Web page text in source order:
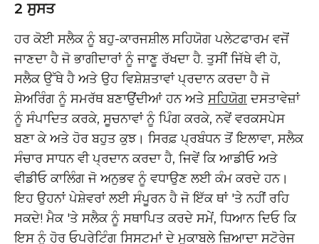
2 ਸੁਸਤ
ਹਰ ਕੋਈ ਸਲੈਕ ਨੂੰ ਬਹੁ-ਕਾਰਜਸ਼ੀਲ ਸਹਿਯੋਗ ਪਲੇਟਫਾਰਮ ਵਜੋਂ
ਜਾਣਦਾ ਹੈ ਜੋ ਭਾਗੀਦਾਰਾਂ ਨੂੰ ਜਾਣੂ ਰੱਖਦਾ ਹੈ. ਤੁਸੀਂ ਜਿੱਥੇ ਵੀ ਹੋ,
ਸਲੈਕ ਉੱਥੇ ਹੈ ਅਤੇ ਉਹ ਵਿਸ਼ੇਸ਼ਤਾਵਾਂ ਪ੍ਰਦਾਨ ਕਰਦਾ ਹੈ ਜੋ
ਸ਼ੇਅਰਿੰਗ ਨੂੰ ਸਮਰੱਥ ਬਣਾਉਂਦੀਆਂ ਹਨ ਅਤੇ ਸਹਿਯੋਗ ਦਸਤਾਵੇਜ਼ਾਂ
ਨੂੰ ਸੰਪਾਦਿਤ ਕਰਕੇ, ਸੂਚਨਾਵਾਂ ਨੂੰ ਪਿੰਗ ਕਰਕੇ, ਨਵੇਂ ਵਰਕਸਪੇਸ
ਬਣਾ ਕੇ ਅਤੇ ਹੋਰ ਬਹੁਤ ਕੁਝ। ਸਿਰਫ਼ ਪ੍ਰਬੰਧਨ ਤੋਂ ਇਲਾਵਾ, ਸਲੈਕ
ਸੰਚਾਰ ਸਾਧਨ ਵੀ ਪ੍ਰਦਾਨ ਕਰਦਾ ਹੈ, ਜਿਵੇਂ ਕਿ ਆਡੀਓ ਅਤੇ
ਵੀਡੀਓ ਕਾਲਿੰਗ ਜੋ ਅਨੁਭਵ ਨੂੰ ਵਧਾਉਣ ਲਈ ਕੰਮ ਕਰਦੇ ਹਨ।
ਇਹ ਉਹਨਾਂ ਪੇਸ਼ੇਵਰਾਂ ਲਈ ਸੰਪੂਰਨ ਹੈ ਜੋ ਇੱਕ ਥਾਂ 'ਤੇ ਨਹੀਂ ਰਹਿ
ਸਕਦੇ! ਮੈਕ 'ਤੇ ਸਲੈਕ ਨੂੰ ਸਥਾਪਿਤ ਕਰਦੇ ਸਮੇਂ, ਧਿਆਨ ਦਿਓ ਕਿ
ਇਸ ਨੂੰ ਹੋਰ ਓਪਰੇਟਿੰਗ ਸਿਸਟਮਾਂ ਦੇ ਮੁਕਾਬਲੇ ਜ਼ਿਆਦਾ ਸਟੋਰੇਜ